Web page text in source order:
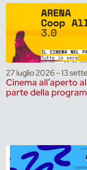
27 luglio 2026 - 13
Cinema all’aperto
parte della